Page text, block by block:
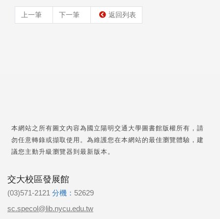
上一筆 下一筆 返回列表
本網站之所有圖文內容為國立陽明交通大學圖書館版權所有，請
勿任意轉錄或擷取使用。為維護您在本網站的最佳瀏覽體驗，建
議您主動升級瀏覽器到最新版本。
交大校區發展館
(03)571-2121 分機： 52629
sc.specol@lib.nycu.edu.tw